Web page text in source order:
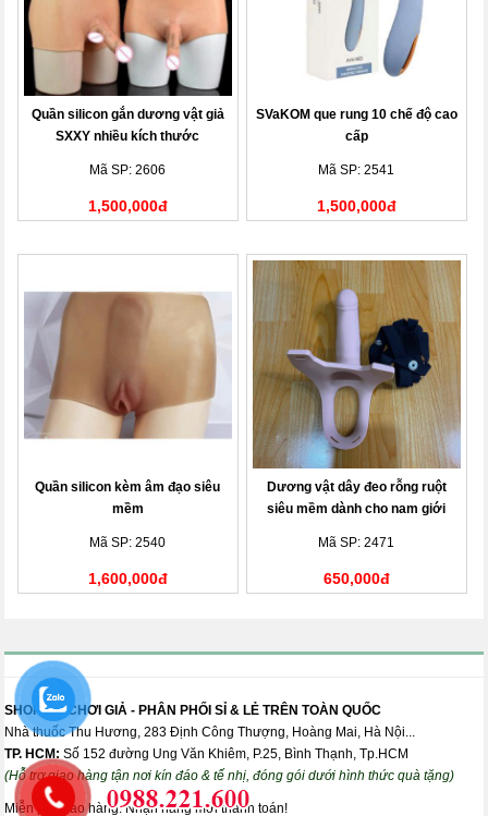
Quần silicon gắn dương vật giả
SXXY nhiều kích thước
Mã SP: 2606
1,500,000đ
SVaKOM que rung 10 chế độ cao
cấp
Mã SP: 2541
1,500,000đ
Quần silicon kèm âm đạo siêu
mềm
Mã SP: 2540
1,600,000đ
Dương vật dây đeo rỗng ruột
siêu mềm dành cho nam giới
Mã SP: 2471
650,000đ
SHOP ĐỒ CHƠI GIẢ - PHÂN PHỐI SỈ & LẺ TRÊN TOÀN QUỐC
Nhà thuốc Thu Hương, 283 Định Công Thượng, Hoàng Mai, Hà Nội...
TP. HCM: Số 152 đường Ung Văn Khiêm, P.25, Bình Thạnh, Tp.HCM
(Hỗ trợ giao hàng tận nơi kín đáo & tế nhị, đóng gói dưới hình thức quà tặng)
Miễn phí giao hàng. Nhận hàng mới thanh toán!